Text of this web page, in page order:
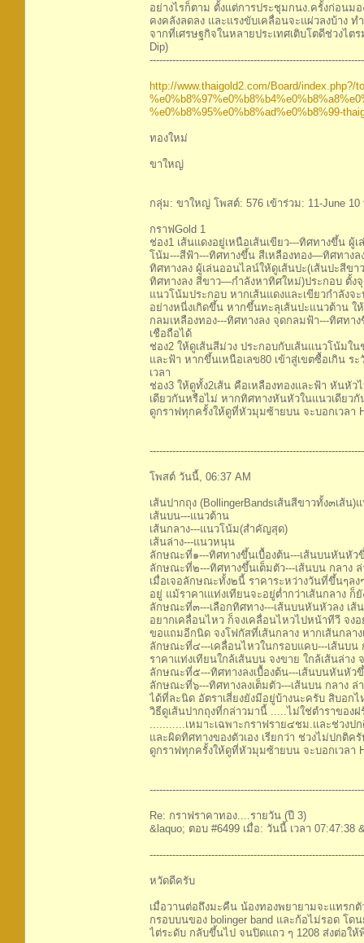
อย่างไรก็ตาม ตั้งแต่การประชุมกนง.ครั้งก่อนม
คงคลังลดลง และแรงขับเคลื่อนจะแผ่วลงบ้าง
จากที่เศรษฐกิจในหลายประเทศเติบโตดีช่วงไ
Dip)
http://www.thaigold2.com/Board/index.php?/
%e0%b8%95%e0%b8%ad%e0%b8%99-
ทองใหม่
ขาใหญ่
กลุ่ม: ขาใหญ่ โพสต์: 576 เข้าร่วม: 11-June
กราฟGold 1
ช่อง1 เส้นแดงอยู่เหนือเส้นเขียว---ทิศทางขึ้น
โน้ม---สีฟ้า---ทิศทางขึ้น สีเหลืองทอง—ทิศทางล
ทิศทางลง ผู้เล่นออนไลน์ให้ดูเส้นปะ(เส้นปะสีข
ทิศทางลง สีขาว—กำลังหาทิศใหม่)ประกอบ ตั้ง
แนวโน้มประกอบ หากเส้นแดงและเขียวกำลัง
อย่างหนี่งเกิดขึ้น หากขึ้นทะลุเส้นปะแนวต้าน
กลมเหลืองทอง---ทิศทางลง จุดกลมฟ้า---ทิศท
เชือถือได้
ช่อง2 ให้ดูเส้นสีม่วง ประกอบกับเส้นแนวโน้มใ
และฟ้า หากขึ้นเหนือเลข80 เข้าสู่เขตซื้อเกิน ร
เวลา
ช่อง3 ให้ดูทั้ง2เส้น คือเหลืองทองและฟ้า หันหั
เดียวกันหรือไม่ หากทิศทางหันหัวในแนวเดียว
ดูกราฟทุกครั้งให้ดูที่หัวมุมซ้ายบน จะบอกเวลา
โพสต์ วันนี้, 06:37 AM
เส้นปากถุง (BollingerBandsเส้นสีขาวทั้ง๓เส้น)
เส้นบน---แนวต้าน
เส้นกลาง---แนวโน้ม(สำคัญสุด)
เส้นล่าง---แนวหนุน
ลักษณะที่๑---ทิศทางขึ้นเบื้องต้น---เส้นบนหันหัว
ลักษณะที่๒---ทิศทางขึ้นเต็มตัว---เส้นบน กลาง
เมื่อเจอลักษณะทั้ง๒นี้ ราคาระหว่างวันที่ขึ้นๆลง
อยู่ แม้ราคาเแท่งเทียนจะอยู่ต่ำกว่าเส้นกลาง
ลักษณะที่๓---เลือกทิศทาง---เส้นบนหันหัวลง เ
อยากเคลื่อนไหว ก็จงเคลื่อนไหวไปหน้าทีวี จง
ขอแถมอีกนิด จงโฟกัสที่เส้นกลาง หากเส้นกล
ลักษณะที่๔---เคลื่อนไหวในกรอบแคบ---เส้นบน
ราคาแท่งเทียนใกล้เส้นบน จงขาย ใกล้เส้นล่า
ลักษณะที่๕---ทิศทางลงเบื้องต้น---เส้นบนหันหัว
ลักษณะที่๖---ทิศทางลงเต็มตัว---เส้นบน กลาง ล่
ได้ที่ละนิด อัตราเสี่ยงยังมีอยู่บ้างนะครับ สิบอกไ
วิธีดูเส้นปากถุงที่กล่าวมานี้ .....ไม่ใช่ตำราของ
...........เหมาะเฉพาะกราฟราย๔ชม.และช่วง
และผิดทิศทางของตัวเอง เรียกว่า ช่วงไม่ปกติครั
ดูกราฟทุกครั้งให้ดูที่หัวมุมซ้ายบน จะบอกเวลา
Re: กราฟราคาทอง....รายวัน (ปี 3)
&laquo; ตอบ #6499 เมื่อ: วันนี้ เวลา
หวัดดีครับ
เมื่อวานต่อถึงมะคืน น้องทองพยายามจะแทรก
กรอบบนของ bolinger band และก้อไม่รอด โ
ไต่ระดับ กลับขึ้นไป จนปิดแถว ๆ 1208 ส่งต่อให้